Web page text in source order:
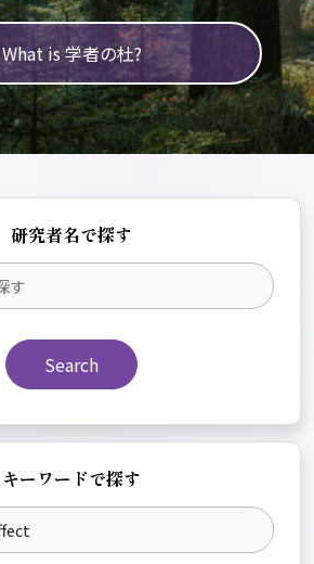
What is 学者の杜?
研究者名で探す
Search
キーワードで探す